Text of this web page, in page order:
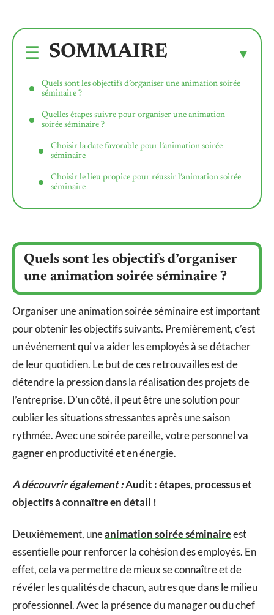
SOMMAIRE
Quels sont les objectifs d’organiser une animation soirée
séminaire ?
Quelles étapes suivre pour organiser une animation
soirée séminaire ?
Choisir la date favorable pour l’animation soirée
séminaire
Choisir le lieu propice pour réussir l’animation soirée
séminaire
Quels sont les objectifs d’organiser
une animation soirée séminaire ?
Organiser une animation soirée séminaire est important
pour obtenir les objectifs suivants. Premièrement, c’est
un événement qui va aider les employés à se détacher
de leur quotidien. Le but de ces retrouvailles est de
détendre la pression dans la réalisation des projets de
l’entreprise. D’un côté, il peut être une solution pour
oublier les situations stressantes après une saison
rythmée. Avec une soirée pareille, votre personnel va
gagner en productivité et en énergie.
A découvrir également :Audit : étapes, processus et
objectifs à connaître en détail !
Deuxièmement, uneanimation soirée séminaireest
essentielle pour renforcer la cohésion des employés. En
effet, cela va permettre de mieux se connaître et de
révéler les qualités de chacun, autres que dans le milieu
professionnel. Avec la présence du manager ou du chef